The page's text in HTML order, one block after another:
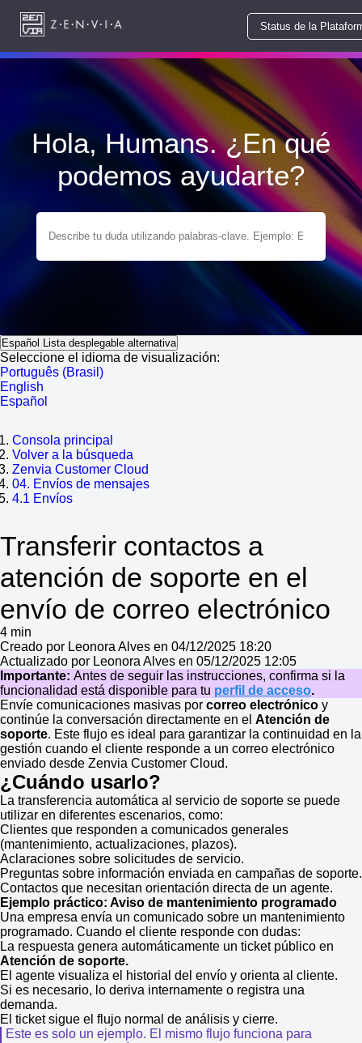
Status de la
Hola, Humans. ¿En qué
podemos ayudarte?
Español Lista desplegable alternativa
Seleccione el idioma de visualización:
Português (Brasil)
English
Español
Consola principal
Volver a la búsqueda
Zenvia Customer Cloud
04. Envíos de mensajes
4.1 Envíos
Transferir contactos a
atención de soporte en el
envío de correo electrónico
4 min
Creado por Leonora Alves en 04/12/2025 18:20
Actualizado por Leonora Alves en 05/12/2025 12:05
Importante: Antes de seguir las instrucciones, confirma si la
funcionalidad está disponible para tu perfil de acceso.
Envíe comunicaciones masivas por correo electrónico y
continúe la conversación directamente en el Atención de
soporte. Este flujo es ideal para garantizar la continuidad en la
gestión cuando el cliente responde a un correo electrónico
enviado desde Zenvia Customer Cloud.
¿Cuándo usarlo?
La transferencia automática al servicio de soporte se puede
utilizar en diferentes escenarios, como:
Clientes que responden a comunicados generales
(mantenimiento, actualizaciones, plazos).
Aclaraciones sobre solicitudes de servicio.
Preguntas sobre información enviada en campañas de soporte.
Contactos que necesitan orientación directa de un agente.
Ejemplo práctico: Aviso de mantenimiento programado
Una empresa envía un comunicado sobre un mantenimiento
programado. Cuando el cliente responde con dudas:
La respuesta genera automáticamente un ticket público en
Atención de soporte.
El agente visualiza el historial del envío y orienta al cliente.
Si es necesario, lo deriva internamente o registra una
demanda.
El ticket sigue el flujo normal de análisis y cierre.
Este es solo un ejemplo. El mismo flujo funciona para